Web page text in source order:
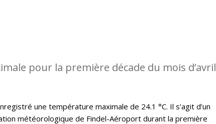
pour la première décade du mois d’avril
une température maximale de 24.1 °C. Il s’agit d’un
météorologique de Findel-Aéroport durant la première